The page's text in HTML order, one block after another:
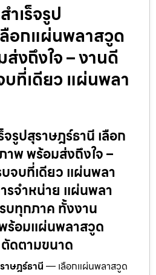
เร็จรูป
อกแผ่นพลาสวูด
งถึงใจ – งานดี
ที่เดียว แผ่นพลา
รูปสุราษฎร์ธานี เลือก
พ พร้อมส่งถึงใจ –
จบที่เดียว แผ่นพลา
จำหน่าย แผ่นพลา
บทุกภาค ทั้งงาน
ร้อมแผ่นพลาสวูด
ดตามขนาด
าษฎร์ธานี — เลือกแผ่นพลาสวูด